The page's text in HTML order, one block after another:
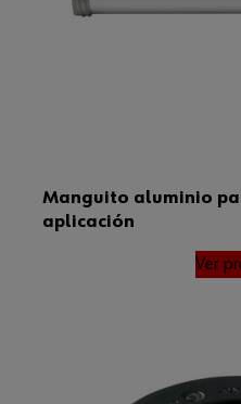
Manguito aluminio
aplicación
Ver